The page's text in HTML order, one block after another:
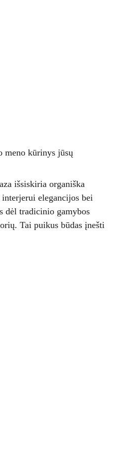
meno kūrinys jūsų
išsiskiria organiška
elegancijos bei
dėl tradicinio gamybos
Tai puikus būdas įnešti